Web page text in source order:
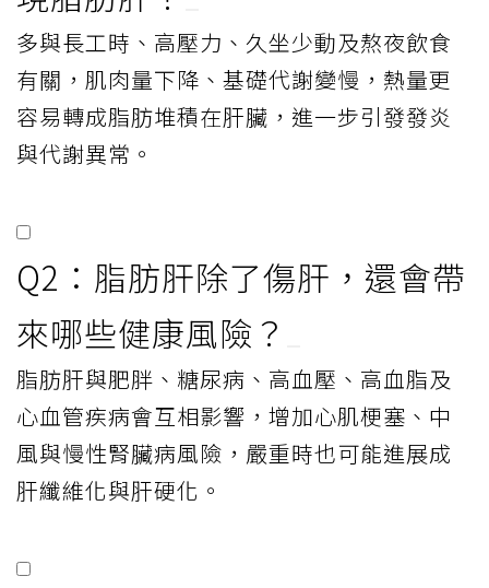
多與長工時、高壓力、久坐少動及熬夜飲食
有關，肌肉量下降、基礎代謝變慢，熱量更
容易轉成脂肪堆積在肝臟，進一步引發發炎
與代謝異常。
Q2：脂肪肝除了傷肝，還會帶
來哪些健康風險？
脂肪肝與肥胖、糖尿病、高血壓、高血脂及
心血管疾病會互相影響，增加心肌梗塞、中
風與慢性腎臟病風險，嚴重時也可能進展成
肝纖維化與肝硬化。